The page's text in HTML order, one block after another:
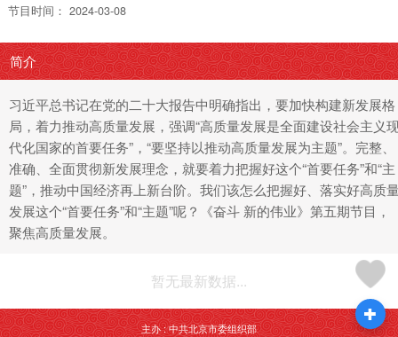
节目时间： 2024-03-08
简介
习近平总书记在党的二十大报告中明确指出，要加快构建新发展格
局，着力推动高质量发展，强调“高质量发展是全面建设社会主义
代化国家的首要任务”，“要坚持以推动高质量发展为主题”。完整、
准确、全面贯彻新发展理念，就要着力把握好这个“首要任务”和“主
题”，推动中国经济再上新台阶。我们该怎么把握好、落实好高质
发展这个“首要任务”和“主题”呢？《奋斗 新的伟业》第五期节目，
聚焦高质量发展。
暂无最新数据...
主办 : 中共北京市委组织部